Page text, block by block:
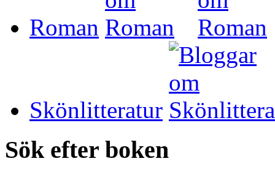
Roman
Skönlitteratur
Sök efter boken